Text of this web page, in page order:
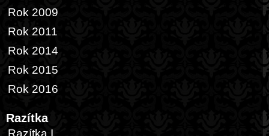
Rok 2009
Rok 2011
Rok 2014
Rok 2015
Rok 2016
Razítka
Razítka I.